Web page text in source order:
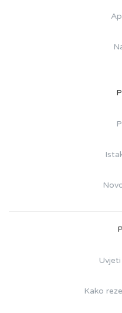
Kako